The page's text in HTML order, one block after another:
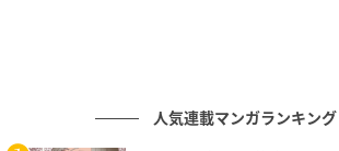
人気連載マンガランキング